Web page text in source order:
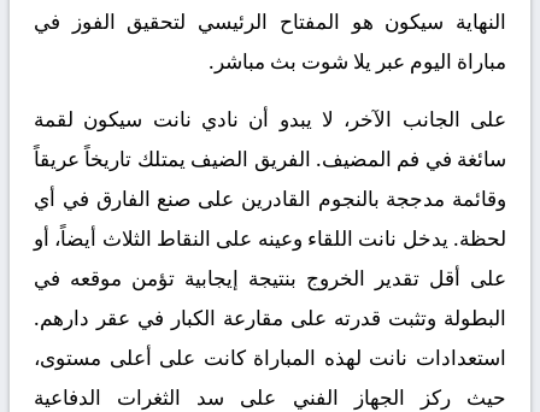
النهاية سيكون هو المفتاح الرئيسي لتحقيق الفوز في
مباراة اليوم عبر يلا شوت بث مباشر .
على الجانب الآخر، لا يبدو أن نادي نانت سيكون لقمة
سائغة في فم المضيف. الفريق الضيف يمتلك تاريخاً عريقاً
وقائمة مدججة بالنجوم القادرين على صنع الفارق في أي
لحظة. يدخل نانت اللقاء وعينه على النقاط الثلاث أيضاً، أو
على أقل تقدير الخروج بنتيجة إيجابية تؤمن موقعه في
البطولة وتثبت قدرته على مقارعة الكبار في عقر دارهم.
استعدادات نانت لهذه المباراة كانت على أعلى مستوى،
حيث ركز الجهاز الفني على سد الثغرات الدفاعية